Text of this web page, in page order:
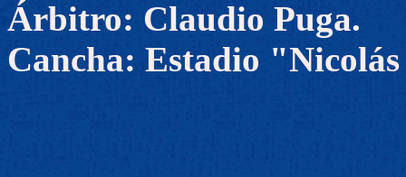
Árbitro: Claudio Puga.
Cancha: Estadio